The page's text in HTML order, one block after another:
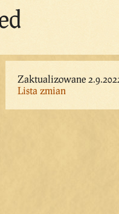
Zaktualizowane
Lista zmian